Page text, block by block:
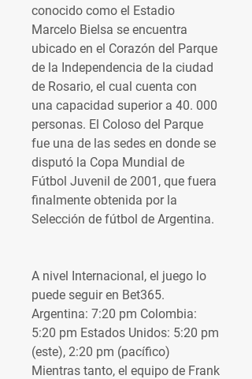
conocido como el Estadio
Marcelo Bielsa se encuentra
ubicado en el Corazón del Parque
de la Independencia de la ciudad
de Rosario, el cual cuenta con
una capacidad superior a 40. 000
personas. El Coloso del Parque
fue una de las sedes en donde se
disputó la Copa Mundial de
Fútbol Juvenil de 2001, que fuera
finalmente obtenida por la
Selección de fútbol de Argentina.
A nivel Internacional, el juego lo
puede seguir en Bet365.
Argentina: 7:20 pm Colombia:
5:20 pm Estados Unidos: 5:20 pm
(este), 2:20 pm (pacífico)
Mientras tanto, el equipo de Frank